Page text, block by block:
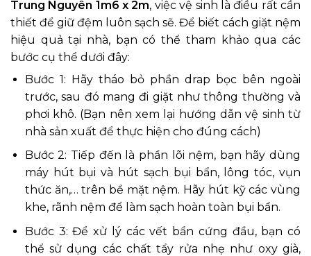
Trung Nguyên 1m6 x 2m, việc vệ sinh là điều rất cần
thiết để giữ đệm luôn sạch sẽ. Để biết cách giặt nệm
hiệu quả tại nhà, bạn có thể tham khảo qua các
bước cụ thể dưới đây:
Bước 1: Hãy tháo bỏ phần drap bọc bên ngoài
trước, sau đó mang đi giặt như thông thường và
phơi khô. (Bạn nên xem lại hướng dẫn vệ sinh từ
nhà sản xuất để thực hiện cho đúng cách)
Bước 2: Tiếp đến là phần lõi nệm, bạn hãy dùng
máy hút bụi và hút sạch bụi bẩn, lông tóc, vụn
thức ăn,… trên bề mặt nệm. Hãy hút kỹ các vùng
khe, rãnh nệm để làm sạch hoàn toàn bụi bẩn.
Bước 3: Để xử lý các vết bẩn cứng đầu, bạn có
thể sử dụng các chất tẩy rửa nhẹ như oxy già,